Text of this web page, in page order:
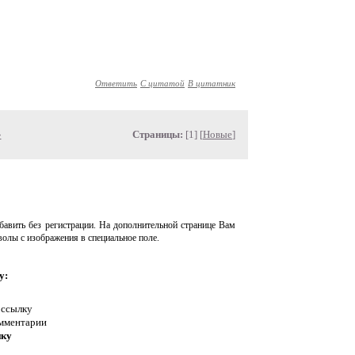
Ответить С цитатой В цитатник
Страницы: [1] [Новые]
без регистрации. На дополнительной странице Вам
с изображения в специальное поле.